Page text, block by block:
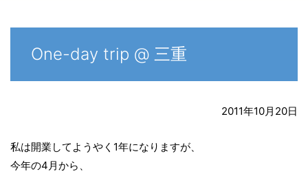
One-day trip @ 三重
2011年10月20日
私は開業してようやく1年になりますが、
今年の4月から、